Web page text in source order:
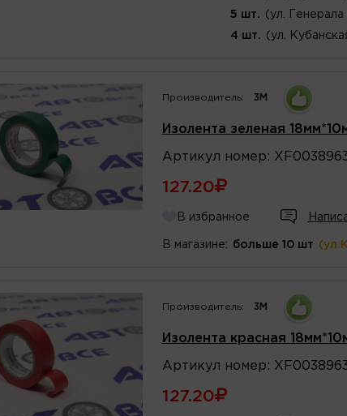
5 шт. (ул.
4 шт. (ул.
Производитель: 3M
Изолента зеленая
Артикул номер :
127.20
В избранное
В магазине: больше 10 шт
Производитель: 3M
Изолента красная
Артикул номер :
127.20